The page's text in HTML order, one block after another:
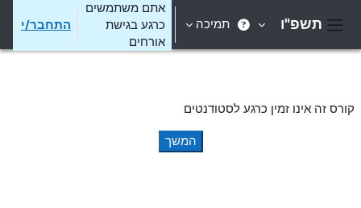
תשפ"ו תמיכה
אתם משתמשים
כרגע בגישת
אורחים
התחבר/י
קורס זה אינו זמין כרגע לסטודנטים
המשך